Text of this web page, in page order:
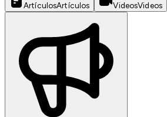
ArtículosArtículos VideosVideos